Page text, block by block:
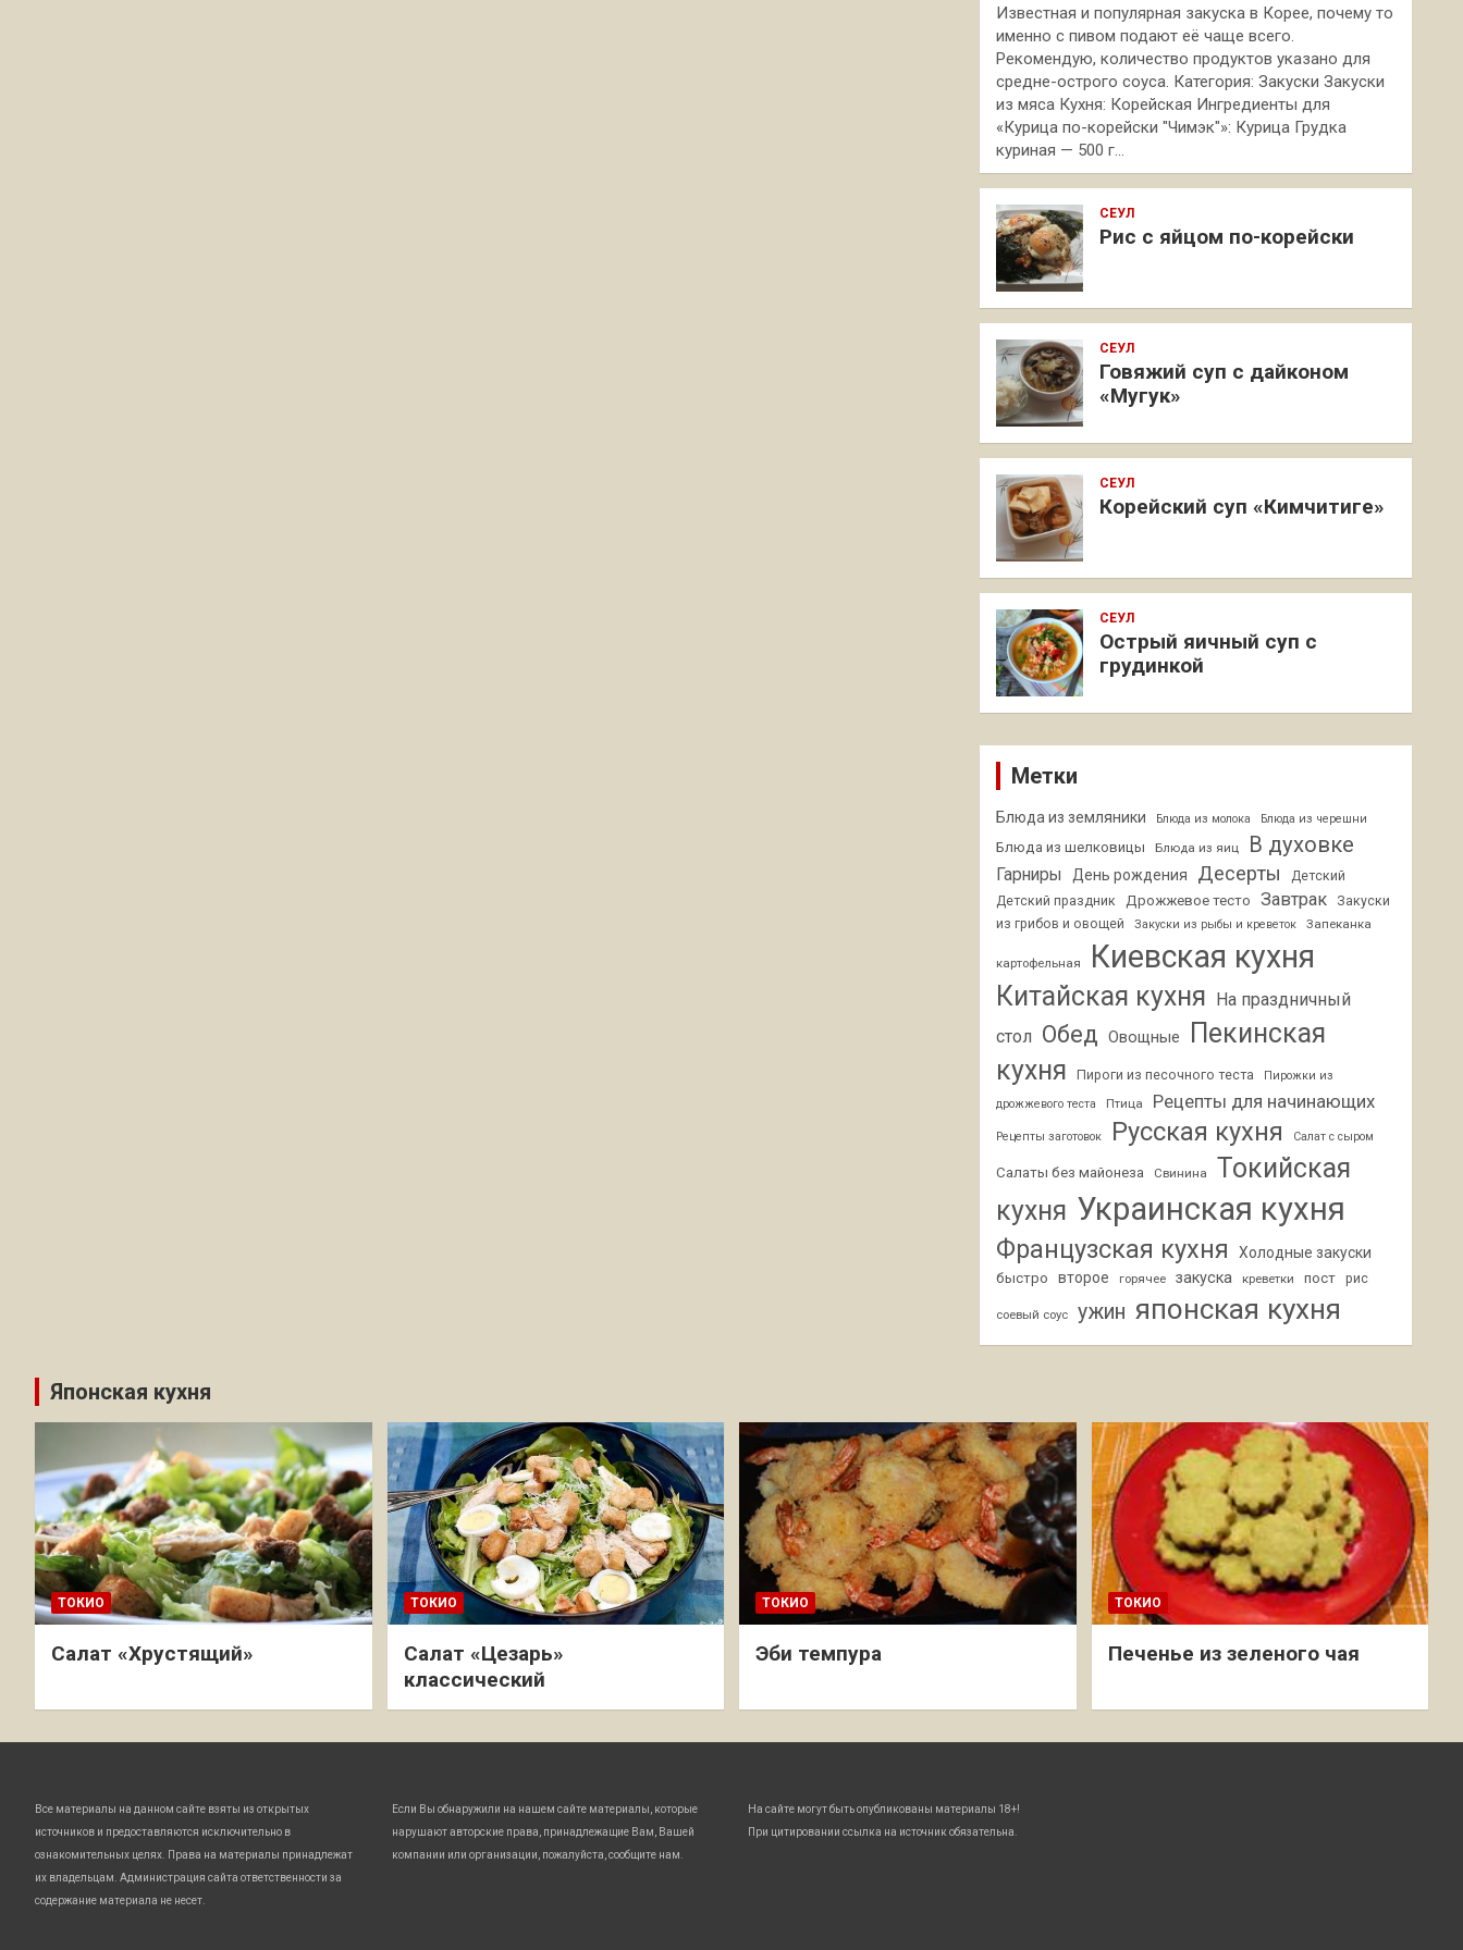
Известная и популярная закуска в Корее, почему то
именно с пивом подают её чаще всего.
Рекомендую, количество продуктов указано для
средне-острого соуса. Категория: Закуски Закуски
из мяса Кухня: Корейская Ингредиенты для
«Курица по-корейски "Чимэк"»: Курица Грудка
куриная — 500 г…
СЕУЛ
Рис с яйцом по-корейски
СЕУЛ
Говяжий суп с дайконом
«Мугук»
СЕУЛ
Корейский суп «Кимчитиге»
СЕУЛ
Острый яичный суп с
грудинкой
Метки
Блюда из земляники Блюда из молока Блюда из черешни
Блюда из шелковицы Блюда из яиц В духовке
Гарниры День рождения Десерты
Детский
Детский праздник
Дрожжевое тесто Завтрак
Закуски
из грибов и овощей
Закуски из рыбы и креветок Запеканка
картофельная Киевская кухня
Китайская кухня На праздничный
стол Обед Овощные
Пекинская
кухня
Пироги из песочного теста
Пирожки из
дрожжевого теста
Птица Рецепты для начинающих
Рецепты заготовок Русская кухня Салат с сыром
Салаты без майонеза Свинина
Токийская
кухня Украинская кухня
Французская кухня Холодные закуски
быстро второе горячее закуска креветки пост рис
соевый соус ужин японская кухня
Японская кухня
ТОКИО
Салат «Хрустящий»
ТОКИО
Салат «Цезарь»
классический
ТОКИО
Эби темпура
ТОКИО
Печенье из зеленого чая
Все материалы на данном сайте взяты из открытых
источников и предоставляются исключительно в
ознакомительных целях. Права на материалы принадлежат
их владельцам. Администрация сайта ответственности за
содержание материала не несет.
Если Вы обнаружили на нашем сайте материалы, которые
нарушают авторские права, принадлежащие Вам, Вашей
компании или организации, пожалуйста, сообщите нам.
На сайте могут быть опубликованы материалы 18+!
При цитировании ссылка на источник обязательна.